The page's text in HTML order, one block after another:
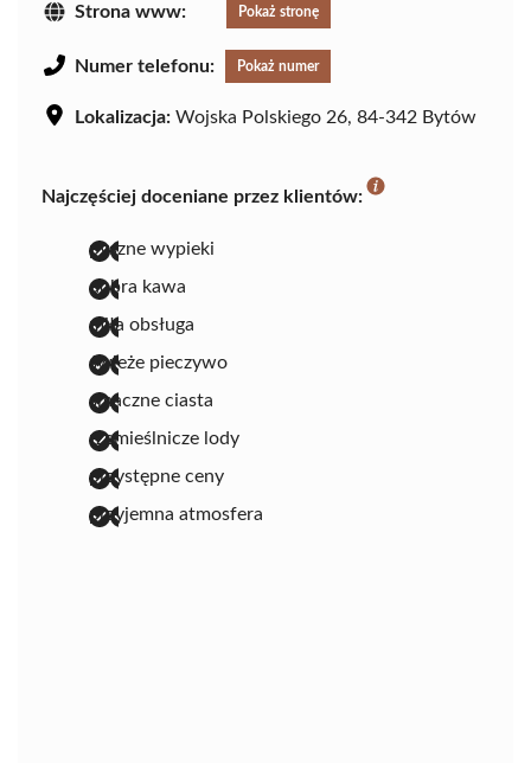
Strona www: Pokaż stronę
Numer telefonu: Pokaż numer
Lokalizacja: Wojska Polskiego 26, 84-342 Bytów
Najczęściej doceniane przez klientów:
pyszne wypieki
dobra kawa
miła obsługa
świeże pieczywo
smaczne ciasta
rzemieślnicze lody
przystępne ceny
przyjemna atmosfera